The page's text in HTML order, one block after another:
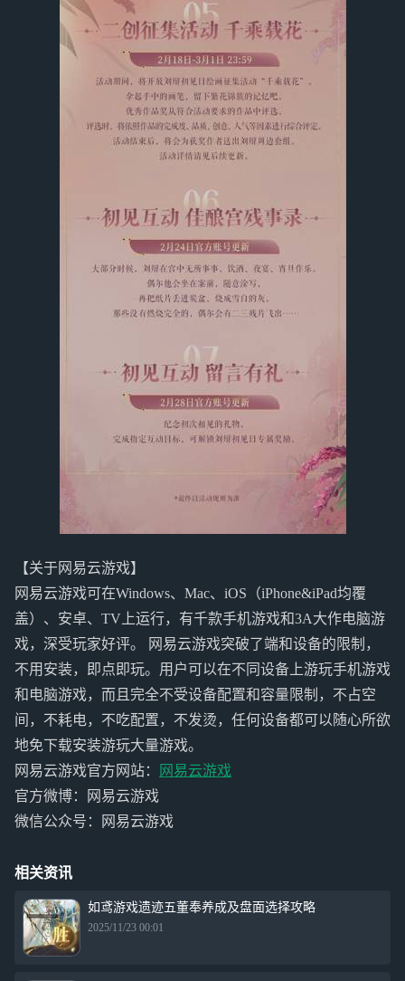
【关于网易云游戏】
网易云游戏可在Windows、Mac、iOS（iPhone&iPad均覆
盖）、安卓、TV上运行，有千款手机游戏和3A大作电脑游
戏，深受玩家好评。 网易云游戏突破了端和设备的限制，
不用安装，即点即玩。用户可以在不同设备上游玩手机游戏
和电脑游戏，而且完全不受设备配置和容量限制，不占空
间，不耗电，不吃配置，不发烫，任何设备都可以随心所欲
地免下载安装游玩大量游戏。
网易云游戏官方网站：
网易云游戏
官方微博：网易云游戏
微信公众号：网易云游戏
相关资讯
如鸢游戏遗迹五董奉养成及盘面选择攻略
2025/11/23 00:01